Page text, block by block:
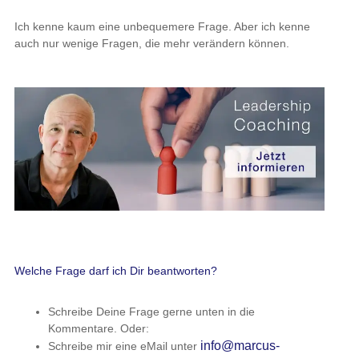
Ich kenne kaum eine unbequemere Frage. Aber ich kenne
auch nur wenige Fragen, die mehr verändern können.
Welche Frage darf ich Dir beantworten?
Schreibe Deine Frage gerne unten in die
Kommentare. Oder:
Schreibe mir eine eMail unter info@marcus-